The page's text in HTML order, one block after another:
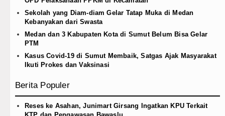
Sekolah yang Diam-diam Gelar Tatap Muka di Medan
Kebanyakan dari Swasta
Medan dan 3 Kabupaten Kota di Sumut Belum Bisa Gelar
PTM
Kasus Covid-19 di Sumut Membaik, Satgas Ajak Masyarakat
Ikuti Prokes dan Vaksinasi
Berita Populer
Reses ke Asahan, Junimart Girsang Ingatkan KPU Terkait